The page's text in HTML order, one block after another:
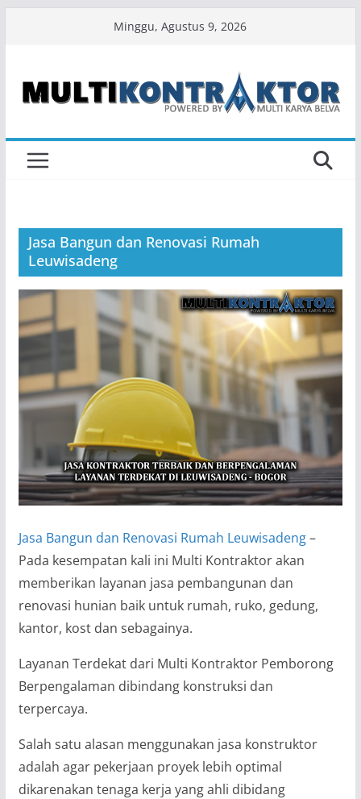
Minggu, Agustus 9, 2026
Jasa Bangun dan Renovasi Rumah
Leuwisadeng
Jasa Bangun dan Renovasi Rumah Leuwisadeng–
Pada kesempatan kali ini Multi Kontraktor akan
memberikan layanan jasa pembangunan dan
renovasi hunian baik untuk rumah, ruko, gedung,
kantor, kost dan sebagainya.
Layanan Terdekat dari Multi Kontraktor Pemborong
Berpengalaman dibindang konstruksi dan
terpercaya.
Salah satu alasan menggunakan jasa konstruktor
adalah agar pekerjaan proyek lebih optimal
dikarenakan tenaga kerja yang ahli dibidang